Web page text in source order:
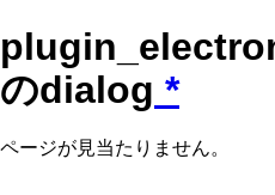
のdialog *
ページが見当たりません。